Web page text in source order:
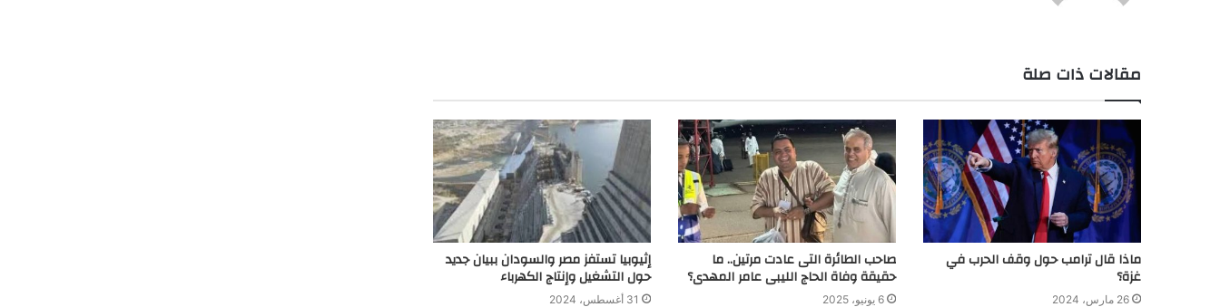
مقالات ذات صلة
ماذا قال ترامب حول وقف الحرب في
غزة؟
26 مارس، 2024
صاحب الطائرة التى عادت مرتين.. ما
حقيقة وفاة الحاج الليبى عامر المهدى؟
6 يونيو، 2025
إثيوبيا تستفز مصر والسودان ببيان جديد
حول التشغيل وإنتاج الكهرباء
31 أغسطس، 2024